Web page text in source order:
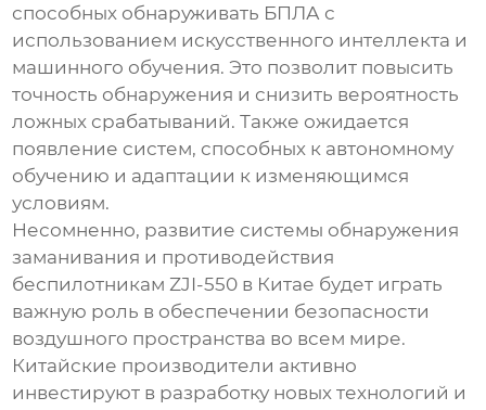
способных обнаруживать БПЛА с
использованием искусственного интеллекта и
машинного обучения. Это позволит повысить
точность обнаружения и снизить вероятность
ложных срабатываний. Также ожидается
появление систем, способных к автономному
обучению и адаптации к изменяющимся
условиям.
Несомненно, развитие системы обнаружения
заманивания и противодействия
беспилотникам ZJI-550 в Китае будет играть
важную роль в обеспечении безопасности
воздушного пространства во всем мире.
Китайские производители активно
инвестируют в разработку новых технологий и